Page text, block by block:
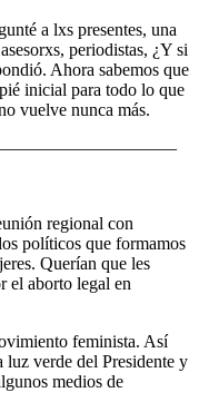
a lxs presentes, una
periodistas, ¿Y si
Ahora sabemos que
inicial para todo lo que
vuelve nunca más.
regional con
políticos que formamos
Querían que les
el aborto legal en
feminista. Así
luz verde del Presidente y
medios de